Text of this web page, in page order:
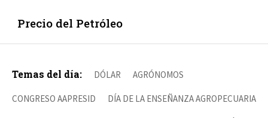
Precio del Petróleo
Temas del día: DÓLAR AGRÓNOMOS
CONGRESO AAPRESID DÍA DE LA ENSEÑANZA AGROPECUARIA